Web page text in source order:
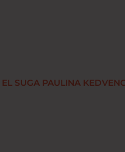
SUGA PAULINA